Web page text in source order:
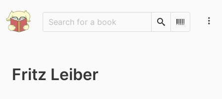
SearchScan
Fritz Leiber